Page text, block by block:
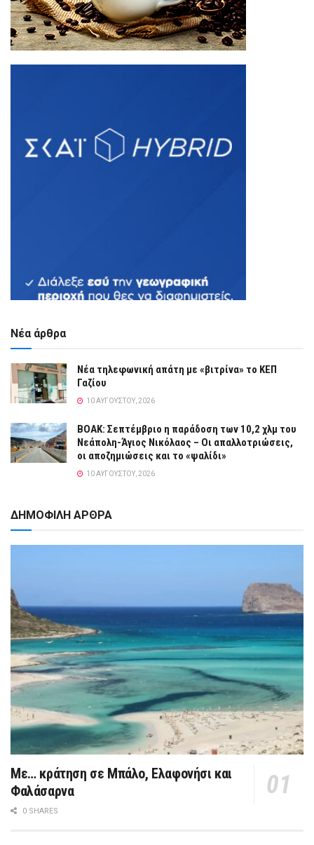
Νέα άρθρα
Νέα τηλεφωνική απάτη με «βιτρίνα» το ΚΕΠ
Γαζίου
10 ΑΥΓΟΎΣΤΟΥ, 2026
ΒΟΑΚ: Σεπτέμβριο η παράδοση των 10,2 χλμ του
Νεάπολη-Άγιος Νικόλαος – Οι απαλλοτριώσεις,
οι αποζημιώσεις και το «ψαλίδι»
10 ΑΥΓΟΎΣΤΟΥ, 2026
ΔΗΜΟΦΙΛΗ ΑΡΘΡΑ
Με… κράτηση σε Μπάλο, Ελαφονήσι και
Φαλάσαρνα
0 SHARES